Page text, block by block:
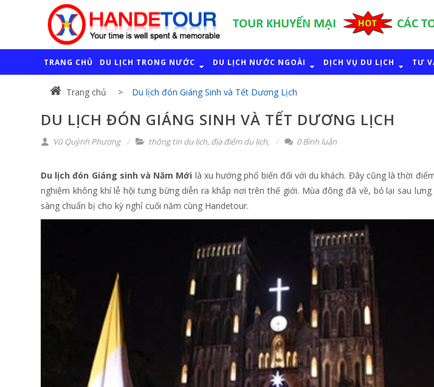
TRANG CHỦ DU LỊCH TRONG NƯỚC DU LỊCH NƯỚC NGOÀI DỊCH VỤ DU LỊCH TƯ
Trang chủ Du lịch đón Giáng Sinh và Tết Dương Lịch
DU LỊCH ĐÓN GIÁNG SINH VÀ TẾT DƯƠNG LỊCH
Vũ Quỳnh Phương thông tin du lịch, địa điểm du lịch, 0 Bình luận
Du lịch đón Giáng sinh và Năm Mới là xu hướng phổ biến đối với du khách. Đây cũng là thời
nghiệm không khí lễ hội tưng bừng diễn ra khắp nơi trên thế giới. Mùa đông đã về, bỏ lại sau
sàng chuẩn bị cho kỳ nghỉ cuối năm cùng Handetour.